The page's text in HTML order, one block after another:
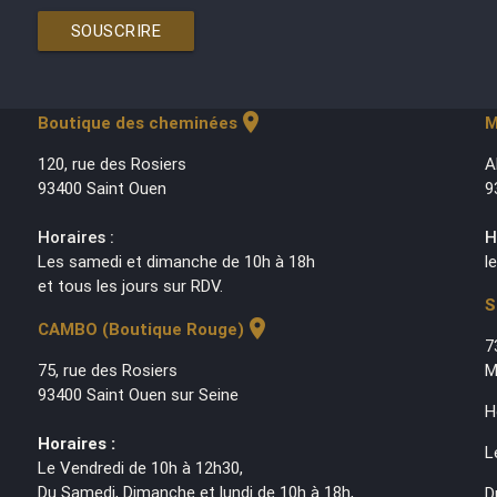
SOUSCRIRE
Boutique des cheminéeslocation_on
120, rue des Rosiers
93400 Saint Ouen
Horaires :
Les samedi et dimanche de 10h à 18h
et tous les jours sur RDV.
CAMBO (Boutique Rouge) location_on
75, rue des Rosiers
93400 Saint Ouen sur Seine
Horaires :
Le Vendredi de 10h à 12h30,
Du Samedi, Dimanche et lundi de 10h à 18h,